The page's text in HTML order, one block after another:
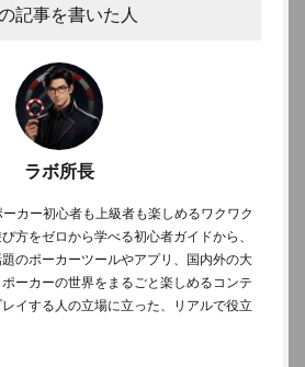
記事を書いた人
ラボ所長
カー初心者も上級者も楽しめるワクワク
方をゼロから学べる初心者ガイドから、
のポーカーツールやアプリ、国内外の大
ーカーの世界をまるごと楽しめるコンテ
イする人の立場に立った、リアルで役立